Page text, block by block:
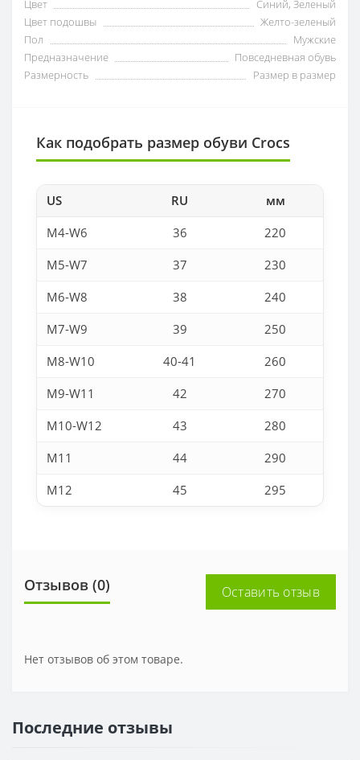
Цвет
Синий, Зеленый
Цвет подошвы
Желто-зеленый
Пол
Мужские
Предназначение
Повседневная обувь
Размерность
Размер в размер
Как подобрать размер обуви Crocs
US RU
мм
M4-W6
36
220
M5-W7
37
230
M6-W8
38
240
M7-W9
39
250
M8-W10
40-41
260
M9-W11
42
270
M10-W12
43
280
M11
44
290
M12
45 295
Отзывов (0) Оставить отзыв
Нет отзывов об этом товаре.
Последние отзывы